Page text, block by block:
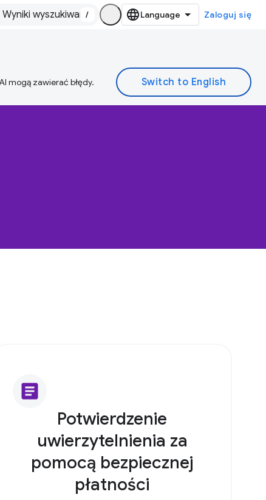
/ Zaloguj się
mogą zawierać błędy.
article
Potwierdzenie
uwierzytelnienia za
pomocą bezpiecznej
płatności